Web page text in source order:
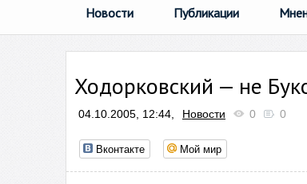
Новости Публикации
Ходорковский — не
04.10.2005, 12:44, Новости 0 0
Вконтакте Мой мир